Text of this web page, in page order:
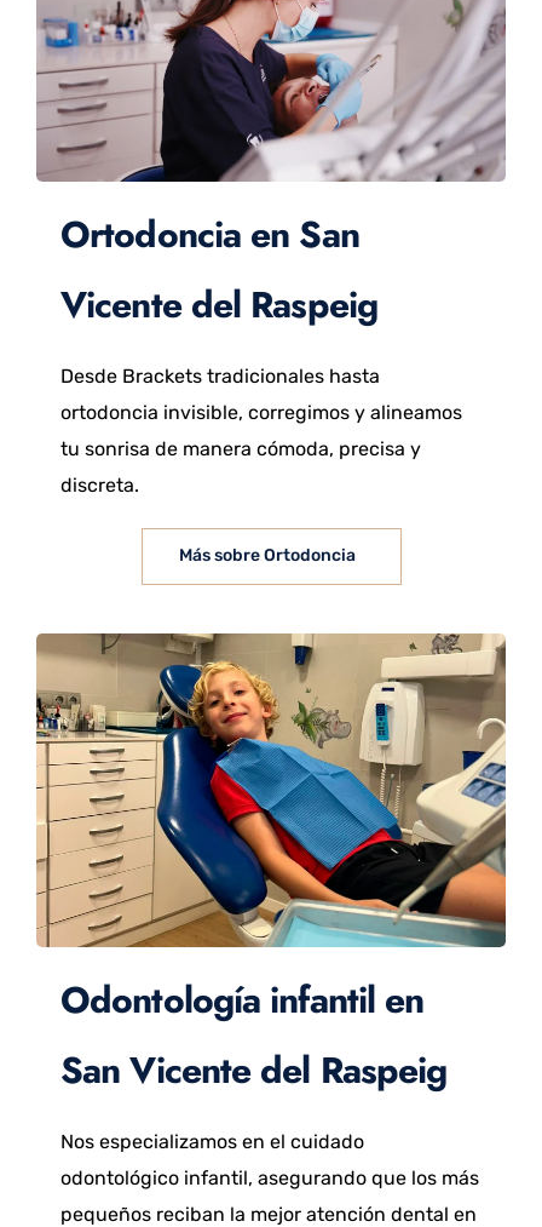
Ortodoncia en San
Vicente del Raspeig
Desde Brackets tradicionales hasta
ortodoncia invisible, corregimos y alineamos
tu sonrisa de manera cómoda, precisa y
discreta.
Más sobre Ortodoncia
Odontología infantil en
San Vicente del Raspeig
Nos especializamos en el cuidado
odontológico infantil, asegurando que los más
pequeños reciban la mejor atención dental en